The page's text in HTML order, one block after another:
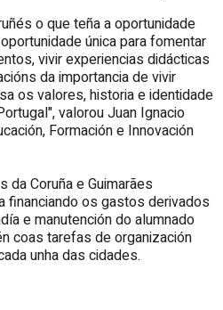
o que teña a oportunidade
única para fomentar
vivir experiencias didácticas
da importancia de vivir
os valores, historia e identidade
valorou Juan Ignacio
Formación e Innovación
Coruña e Guimarães
financiando os gastos derivados
e manutención do alumnado
coas tarefas de organización
unha das cidades.